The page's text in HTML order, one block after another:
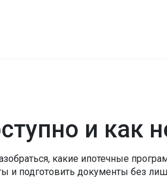
и как
какие ипотечные
и подготовить документы без